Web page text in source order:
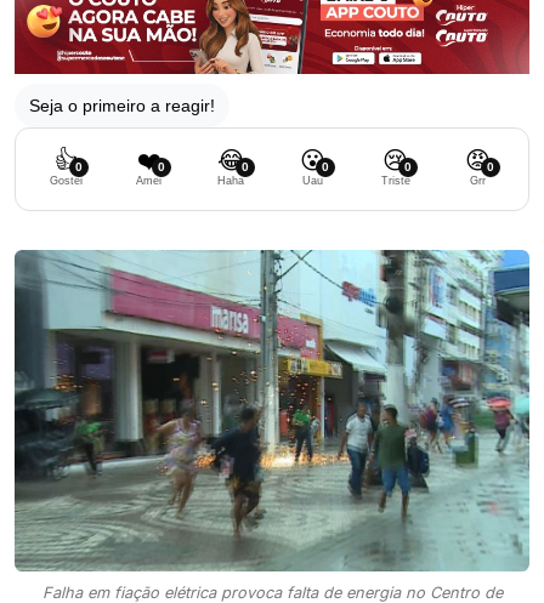
Seja o primeiro a reagir!
👍0
Gostei
❤️0
Amei
😂0
Haha
😮0
Uau
😢0
Triste
😡0
Grr
Falha em fiação elétrica provoca falta de energia no Centro de